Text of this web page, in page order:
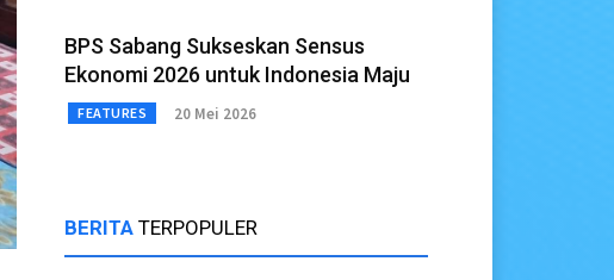
BPS Sabang Sukseskan Sensus
Ekonomi 2026 untuk Indonesia Maju
FEATURES 20 Mei 2026
BERITA TERPOPULER